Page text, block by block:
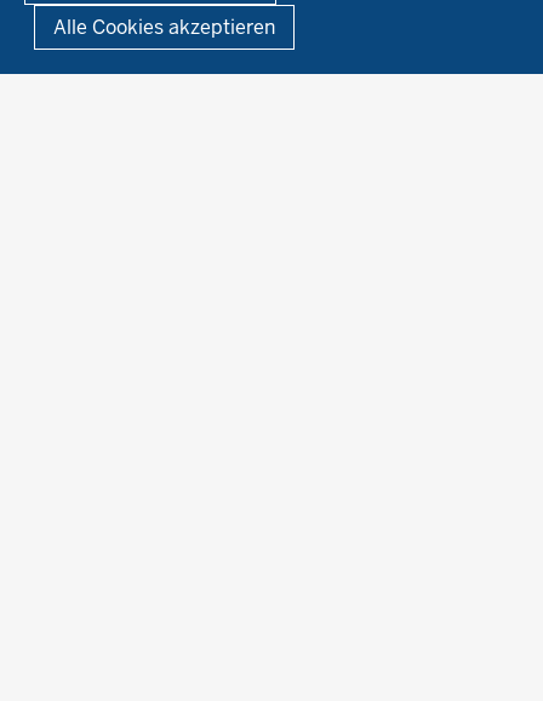
Alle Cookies akzeptieren
Demonstrationsbetriebe Ökologischer Landbau
Links